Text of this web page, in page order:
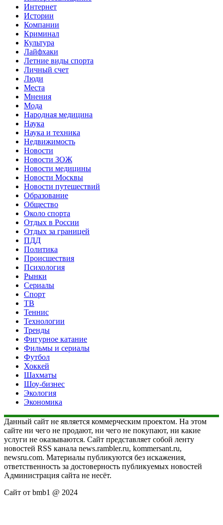
Интернет
Истории
Компании
Криминал
Культура
Лайфхаки
Летние виды спорта
Личный счет
Люди
Места
Мнения
Мода
Народная медицина
Наука
Наука и техника
Недвижимость
Новости
Новости ЗОЖ
Новости медицины
Новости Москвы
Новости путешествий
Образование
Общество
Около спорта
Отдых в России
Отдых за границей
ПДД
Политика
Происшествия
Психология
Рынки
Сериалы
Спорт
ТВ
Теннис
Технологии
Тренды
Фигурное катание
Фильмы и сериалы
Футбол
Хоккей
Шахматы
Шоу-бизнес
Экология
Экономика
Данный сайт не является коммерческим проектом. На этом
сайте ни чего не продают, ни чего не покупают, ни какие
услуги не оказываются. Сайт представляет собой ленту
новостей RSS канала news.rambler.ru, kommersant.ru,
newsru.com. Материалы публикуются без искажения,
ответственность за достоверность публикуемых новостей
Администрация сайта не несёт.
Сайт от bmb1 @ 2024